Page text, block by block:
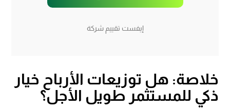
إيفست تقييم شركة
خلاصة: هل توزيعات الأرباح خيار
ذكي للمستثمر طويل الأجل؟